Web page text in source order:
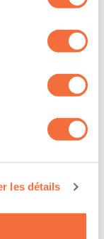
les détails
T sur le